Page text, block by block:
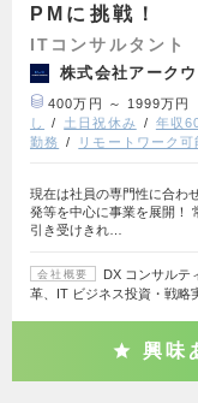
PMに挑戦！
ITコンサルタント
株式会社アーク
400万円 ～ 1999万円
し
土日祝休み 年収
勤務
リモートワーク可
現在は社員の専門性に合わ
発等を中心に事業を展開！
引き受けきれ…
会社概要
DX コンサルテ
革、IT ビジネス投資・戦略
興味